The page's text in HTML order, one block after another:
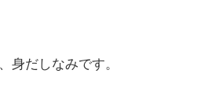
身だしなみです。